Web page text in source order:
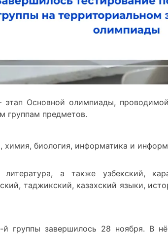
Основной олимпиады,
группам предметов.
химия, биология, информатика и
а также узбекский,
таджикский, казахский языки,
й группы завершилось 28 ноября. В